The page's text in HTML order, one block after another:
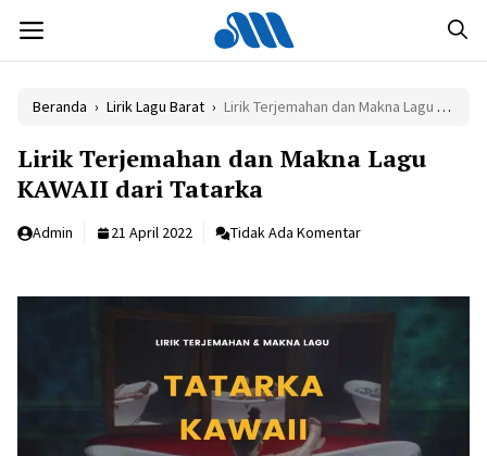
isi
MENU
Beranda › Lirik Lagu Barat › Lirik Terjemahan dan Makna Lagu KAWAII dari Tatarka
Lirik Terjemahan dan Makna Lagu
KAWAII dari Tatarka
Admin 21 April 2022 Tidak Ada Komentar